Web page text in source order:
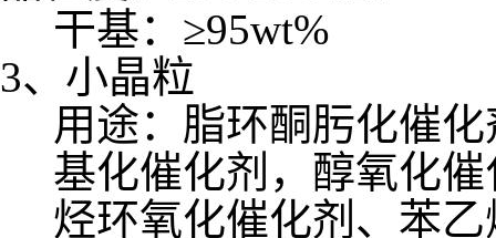
干基：≥95wt%
3、小晶粒
用途：脂环酮肟化催
基化催化剂，醇氧化
烃环氧化催化剂、苯